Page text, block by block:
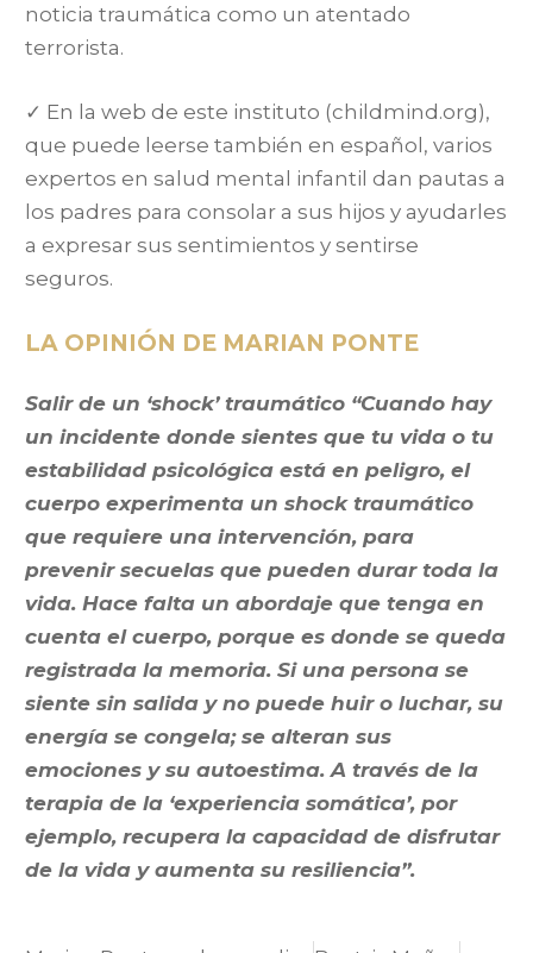
noticia traumática como un atentado
terrorista.
✓ En la web de este instituto (childmind.org),
que puede leerse también en español, varios
expertos en salud mental infantil dan pautas a
los padres para consolar a sus hijos y ayudarles
a expresar sus sentimientos y sentirse
seguros.
LA OPINIÓN DE MARIAN PONTE
Salir de un ‘shock’ traumático “Cuando hay
un incidente donde sientes que tu vida o tu
estabilidad psicológica está en peligro, el
cuerpo experimenta un shock traumático
que requiere una intervención, para
prevenir secuelas que pueden durar toda la
vida. Hace falta un abordaje que tenga en
cuenta el cuerpo, porque es donde se queda
registrada la memoria. Si una persona se
siente sin salida y no puede huir o luchar, su
energía se congela; se alteran sus
emociones y su autoestima. A través de la
terapia de la ‘experiencia somática’, por
ejemplo, recupera la capacidad de disfrutar
de la vida y aumenta su resiliencia”.